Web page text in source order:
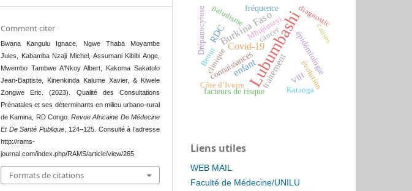
Comment citer
Bwana Kangulu Ignace, Ngwe Thaba Moyambe
Jules, Kabamba Nzaji Michel, Assumani Kibibi Ange,
Mwembo Tambwe A'Nkoy Albert, Kakoma Sakatolo
Jean-Baptiste, Kinenkinda Kalume Xavier, & Kiwele
Zongwe Eric. (2023). Qualité des Consultations
Prénatales et ses déterminants en milieu urbano-rural
de Kamina, RD Congo.Revue Africaine De Médecine
Et De Santé Publique , 124–125. Consulté à l’adresse
http://rams-
journal.com/index.php/RAMS/article/view/265
Formats de citations
Lubumbashi
Burkina Faso
Covid-19
enfant
RDC
traitement
connaissances épidémiologie
facteurs de risque
Mbujimayi
fréquence
clinique évolution
VIH
paludisme
Drépanocytose diagnostic
Benin
Côte d’Ivoire
cancer causes
Katanga
Liens utiles
WEB MAIL
Faculté de Médecine/UNILU